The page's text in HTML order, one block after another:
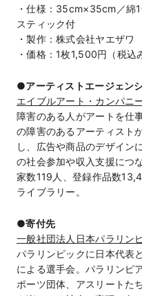
・仕様：35cm×35cm／綿
スティック付
・製作：株式会社ヤエザワ
・価格：1枚1,500円（税込
●アーティストエージェン
エイブルアート・カンパニ
障害のある人がアートを仕
の障害のあるアーティスト
し、広告や商品のデザイン
の社会参加や収入支援につ
家数119人、登録作品数
ライブラリー。
●寄付先
一般社団法人日本パラリン
パラリンピックに日本代表
による選手会。パラリンピ
ポーツ団体、アスリートた